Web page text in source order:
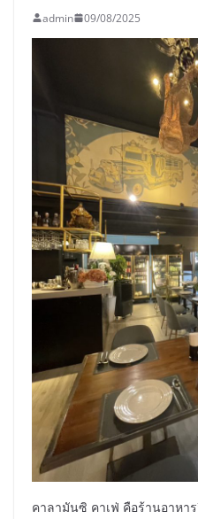
admin 09/08/2025
คาลามันซิ คาเฟ่ คือร้านอาห